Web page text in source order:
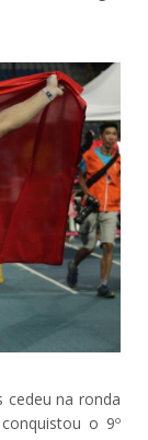
cedeu na ronda
o 9º